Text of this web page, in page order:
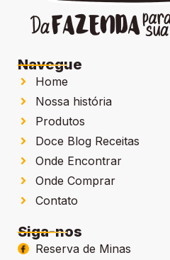
Navegue
Home
Nossa história
Produtos
Doce Blog Receitas
Onde Encontrar
Onde Comprar
Contato
Siga-nos
Reserva de Minas